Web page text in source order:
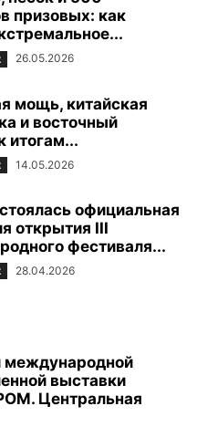
ЦИВИЛИЗАЦИИ ЭКОЛОГИЯ
БИЗНЕС
призовых: как
26.05.2026
мощь, китайская
и восточный
итогам...
14.05.2026
официальная
открытия III
фестиваля...
28.04.2026
международной
выставки
Центральная